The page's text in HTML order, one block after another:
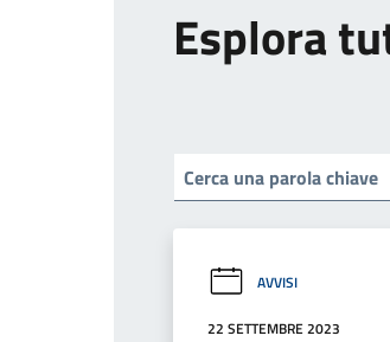
Esplora
AVVISI
22 SETTEMBRE 2023